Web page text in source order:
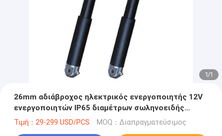
1/1
26mm αδιάβροχος ηλεκτρικός ενεργοποιητής 12V
ενεργοποιητών IP65 διαμέτρων σωληνοειδής
γραμμικός
Τιμή：29-299 USD/PCS MOQ：Διαπραγματεύσιμος